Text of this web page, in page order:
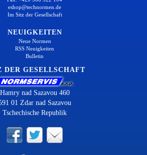
eshop@technormen.de
Im Sitz der Gesellschaft
NEUIGKEITEN
Neue Normen
RSS Neuigkeiten
Bulletin
DER GESELLSCHAFT
Hamry nad Sazavou 460
01 Zdar nad Sazavou
Tschechische Republik